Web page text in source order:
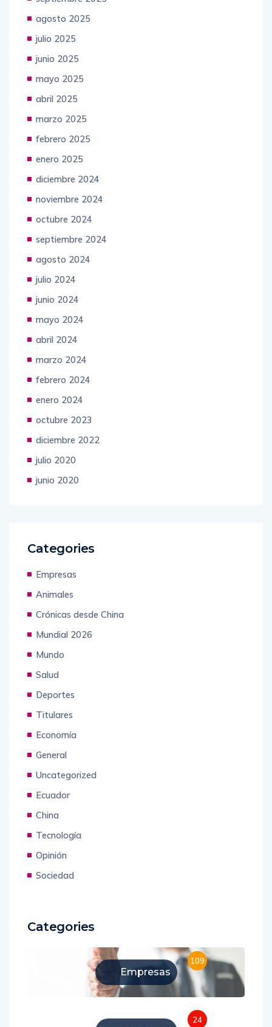
agosto 2025
julio 2025
junio 2025
mayo 2025
abril 2025
marzo 2025
febrero 2025
enero 2025
diciembre 2024
noviembre 2024
octubre 2024
septiembre 2024
agosto 2024
julio 2024
junio 2024
mayo 2024
abril 2024
marzo 2024
febrero 2024
enero 2024
octubre 2023
diciembre 2022
julio 2020
junio 2020
Categories
Empresas
Animales
Crónicas desde China
Mundial 2026
Mundo
Salud
Deportes
Titulares
Economía
General
Uncategorized
Ecuador
China
Tecnología
Opinión
Sociedad
Categories
Empresas
109
24